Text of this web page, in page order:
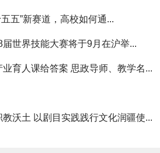
五”新赛道，高校如何通...
世界技能大赛将于9月在沪举...
育人课给答案 思政导师、教学名...
沃土 以剧目实践践行文化润疆使...